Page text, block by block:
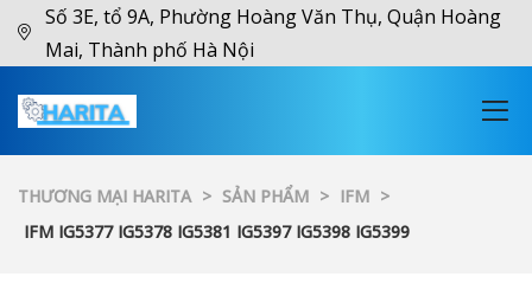
Số 3E, tổ 9A, Phường Hoàng Văn Thụ, Quận Hoàng
Mai, Thành phố Hà Nội
THƯƠNG MẠI HARITA > SẢN PHẨM > IFM >
IFM IG5377 IG5378 IG5381 IG5397 IG5398 IG5399